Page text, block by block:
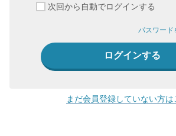
次回から自動でログインする
パスワード
まだ会員登録していない方は